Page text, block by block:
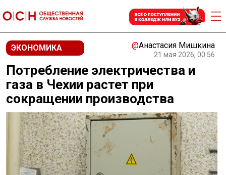
ЭКОНОМИКА @Анастасия Мишкина
21 мая 2026, 00:56
Потребление электричества и
газа в Чехии растет при
сокращении производства